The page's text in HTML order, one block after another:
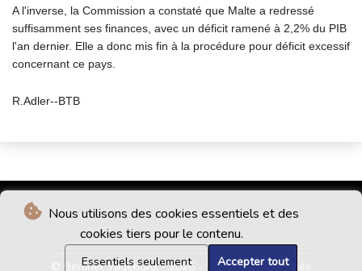
Nous utilisons des cookies essentiels et des
cookies tiers pour le contenu.
Essentiels seulement Accepter tout
A l'inverse, la Commission a constaté que Malte a redressé
suffisamment ses finances, avec un déficit ramené à 2,2% du PIB
l'an dernier. Elle a donc mis fin à la procédure pour déficit excessif
concernant ce pays.
R.Adler--BTB
© Berliner Tageblatt - 2026 - Tous droits réservés